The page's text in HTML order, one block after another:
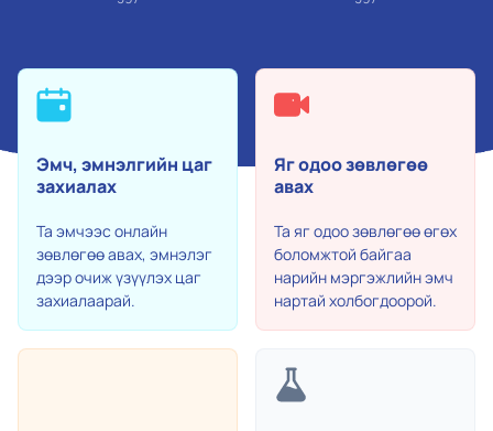
Эмч, эмнэлгийн цаг
захиалах
Та эмчээс онлайн
зөвлөгөө авах, эмнэлэг
дээр очиж үзүүлэх цаг
захиалаарай.
Яг одоо зөвлөгөө
авах
Та яг одоо зөвлөгөө өгөх
боломжтой байгаа
нарийн мэргэжлийн эмч
нартай холбогдоорой.